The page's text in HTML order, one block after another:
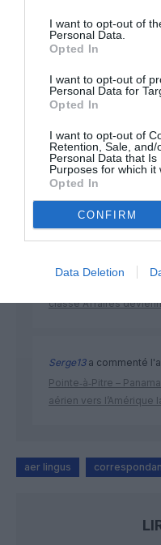
I want to opt-out of
Personal Data.
Opted In
I want to opt-out of
Personal Data for
Opted In
I want to opt-out of
Retention, Sale,
Personal Data that
Purposes for which it
Opted In
CONFIRM
Data Deletion
a commenté
classe Affaires
Serge13a commenté
Pointe‑à‑Pitre –
aérien vers l’Amérique
aer lingus